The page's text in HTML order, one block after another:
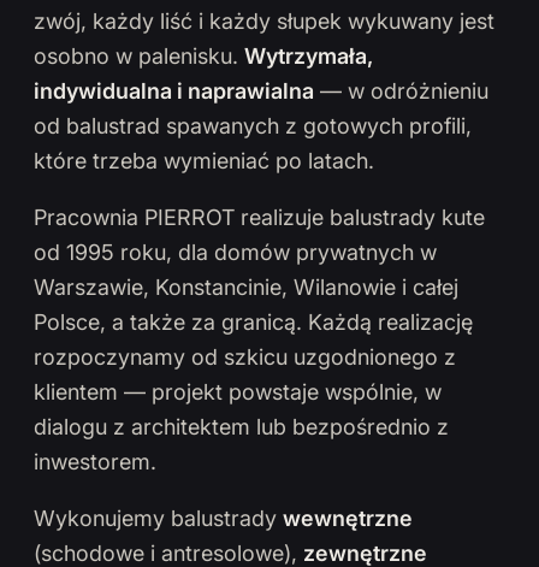
zwój, każdy liść i każdy słupek wykuwany jest
osobno w palenisku. Wytrzymała,
indywidualna i naprawialna — w odróżnieniu
od balustrad spawanych z gotowych profili,
które trzeba wymieniać po latach.
Pracownia PIERROT realizuje balustrady kute
od 1995 roku, dla domów prywatnych w
Warszawie, Konstancinie, Wilanowie i całej
Polsce, a także za granicą. Każdą realizację
rozpoczynamy od szkicu uzgodnionego z
klientem — projekt powstaje wspólnie, w
dialogu z architektem lub bezpośrednio z
inwestorem.
Wykonujemy balustrady wewnętrzne
(schodowe i antresolowe), zewnętrzne